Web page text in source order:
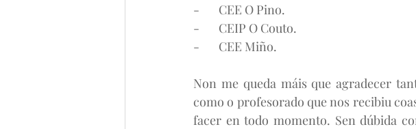
-       CEE O Pino.
-       CEIP O Couto.
-       CEE Miño.
Non me queda máis que agradecer
como o profesorado que nos recibiu
facer en todo momento. Sen dúbida